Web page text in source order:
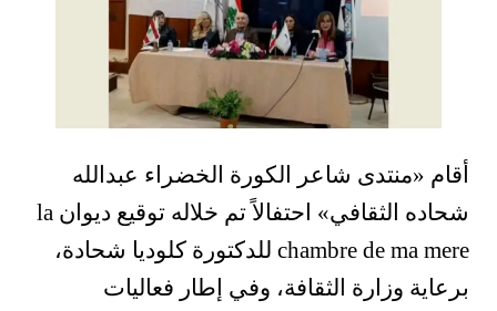
أقام «منتدى شاعر الكورة الخضراء عبدالله
شحاده الثقافي» احتفالاً تم خلاله توقيع ديوان la
chambre de ma mere للدكتورة كلوديا شحادة،
برعاية وزارة الثقافة، وفي إطار فعاليات